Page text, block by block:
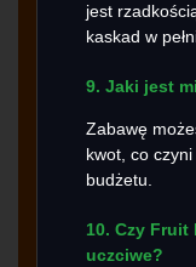
jest
kaskad w
9. Jaki jest
Zabawę
kwot, co
budżetu.
10. Czy Fruit
uczciwe?